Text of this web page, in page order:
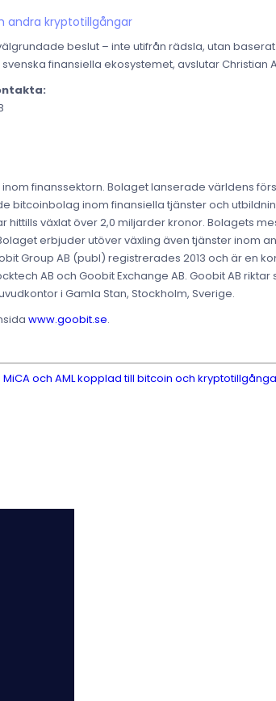
andra kryptotillgångar
beslut – inte utifrån rädsla, utan
finansiella ekosystemet, avslutar Christian
finanssektorn. Bolaget lanserade världens
bitcoinbolag inom finansiella tjänster och
växlat över 2,0 miljarder kronor. Bolagets
erbjuder utöver växling även tjänster inom
Group AB (publ) registrerades 2013 och är en
AB och Goobit Exchange AB. Goobit AB
i Gamla Stan, Stockholm, Sverige.
www.goobit.se.
och AML kopplad till bitcoin och